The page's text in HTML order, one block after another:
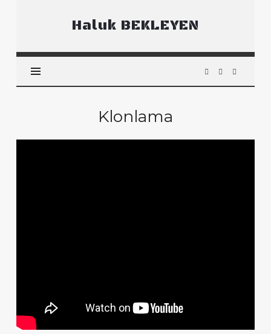
Haluk
Haluk BEKLEYEN
Klonlama